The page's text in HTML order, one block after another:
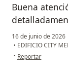
Buena
16 de junio de 2026
• EDIFICIO CITY
• en opinión del
Reportar